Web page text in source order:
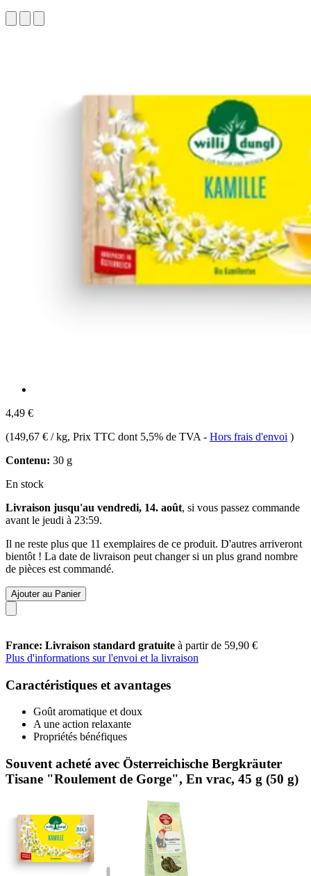
4,49 €
(149,67 € / kg, Prix TTC dont 5,5% de TVA - Hors frais d'envoi )
Contenu: 30 g
En stock
Livraison jusqu'au vendredi, 14. août, si vous passez commande
avant le jeudi à 23:59.
Il ne reste plus que 11 exemplaires de ce produit. D'autres arriveront
bientôt ! La date de livraison peut changer si un plus grand nombre
de pièces est commandé.
Ajouter au Panier
France: Livraison standard gratuite à partir de 59,90 €
Plus d'informations sur l'envoi et la livraison
Caractéristiques et avantages
Goût aromatique et doux
A une action relaxante
Propriétés bénéfiques
Souvent acheté avec Österreichische Bergkräuter
Tisane "Roulement de Gorge", En vrac, 45 g (50 g)